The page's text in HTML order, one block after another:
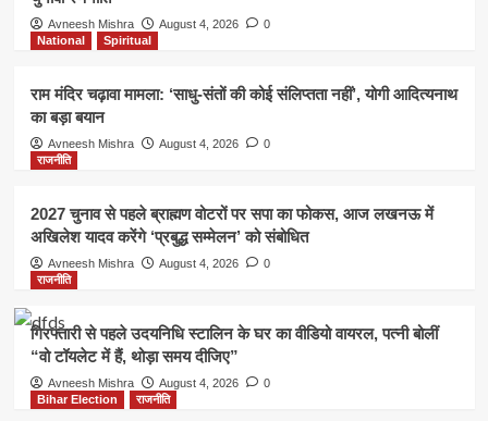
Avneesh Mishra August 4, 2026
0
National
Spiritual
राम मंदिर चढ़ावा मामला: ‘साधु-संतों की कोई संलिप्तता नहीं’, योगी आदित्यनाथ
का बड़ा बयान
Avneesh Mishra August 4, 2026
0
राजनीति
2027 चुनाव से पहले ब्राह्मण वोटरों पर सपा का फोकस, आज लखनऊ में
अखिलेश यादव करेंगे ‘प्रबुद्ध सम्मेलन’ को संबोधित
Avneesh Mishra August 4, 2026
0
राजनीति
गिरफ्तारी से पहले उदयनिधि स्टालिन के घर का वीडियो वायरल, पत्नी बोलीं
“वो टॉयलेट में हैं, थोड़ा समय दीजिए”
Avneesh Mishra August 4, 2026
0
Bihar Election
राजनीति